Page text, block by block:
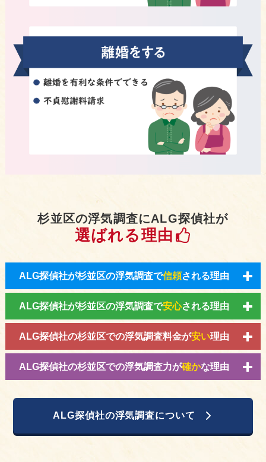
杉並区の浮気調査にALG探偵社が
選ばれる理由
ALG探偵社が杉並区の浮気調査で信頼される理由
ALG探偵社が杉並区の浮気調査で安心される理由
ALG探偵社の杉並区での浮気調査料金が安い理由
ALG探偵社の杉並区での浮気調査力が確かな理由
ALG探偵社の浮気調査について